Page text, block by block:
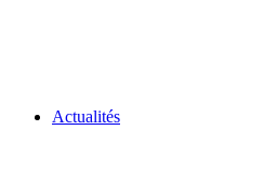
Actualités